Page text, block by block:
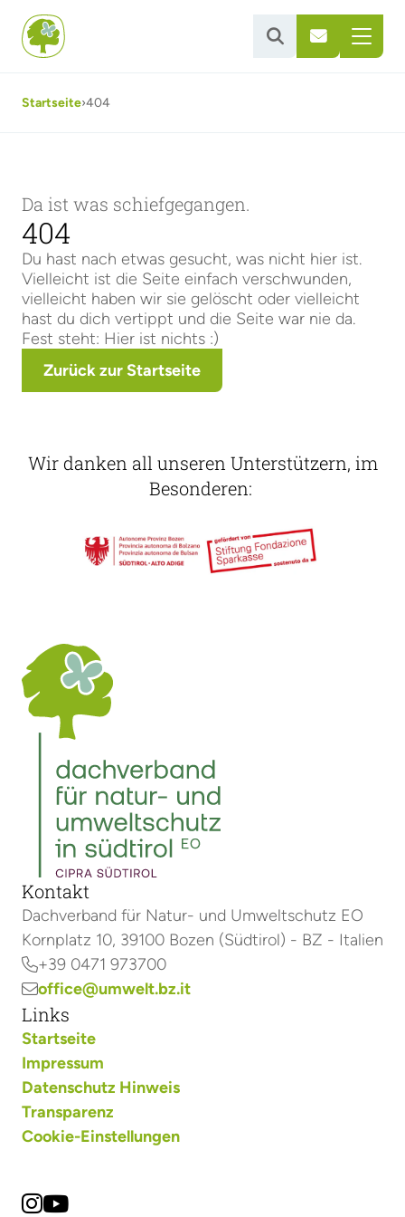
 
Startseite›404
Da ist was schiefgegangen.
404
Du hast nach etwas gesucht, was nicht hier ist.
Vielleicht ist die Seite einfach verschwunden,
vielleicht haben wir sie gelöscht oder vielleicht
hast du dich vertippt und die Seite war nie da.
Fest steht: Hier ist nichts :)
Zurück zur Startseite
Wir danken all unseren Unterstützern, im
Besonderen:
Kontakt
Dachverband für Natur- und Umweltschutz EO
Kornplatz 10, 39100 Bozen (Südtirol) - BZ - Italien
+39 0471 973700
office@umwelt.bz.it
Links
Startseite
Impressum
Datenschutz Hinweis
Transparenz
Cookie-Einstellungen
